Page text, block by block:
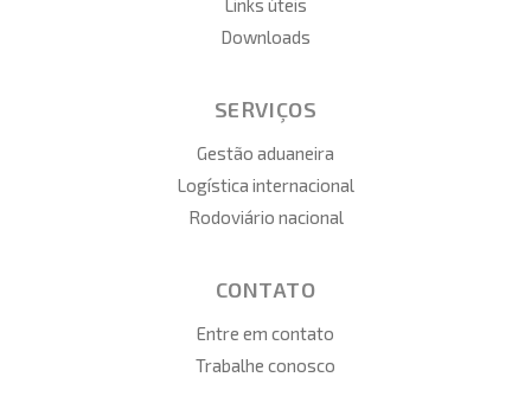
Links úteis
Downloads
SERVIÇOS
Gestão aduaneira
Logística internacional
Rodoviário nacional
CONTATO
Entre em contato
Trabalhe conosco